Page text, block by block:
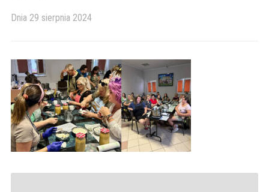
Dnia 29 sierpnia 2024